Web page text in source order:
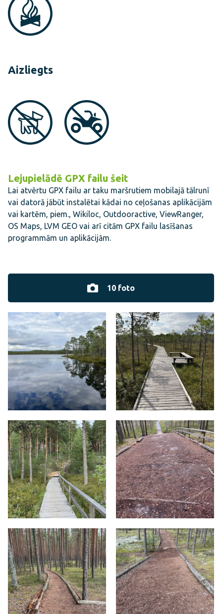
Aizliegts
Lejupielādē GPX failu šeit
Lai atvērtu GPX failu ar taku maršrutiem mobilajā tālrunī
vai datorā jābūt instalētai kādai no ceļošanas aplikācijām
vai kartēm, piem., Wikiloc, Outdooractive, ViewRanger,
OS Maps, LVM GEO vai arī citām GPX failu lasīšanas
programmām un aplikācijām.
10 foto